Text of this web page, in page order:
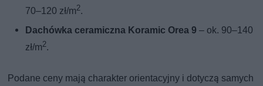
70–120 zł/m2.
Dachówka ceramiczna Koramic Orea 9 – ok. 90–140
zł/m2.
Podane ceny mają charakter orientacyjny i dotyczą samych